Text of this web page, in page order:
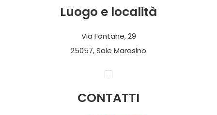
Luogo e località
Via Fontane, 29
25057, Sale Marasino
CONTATTI